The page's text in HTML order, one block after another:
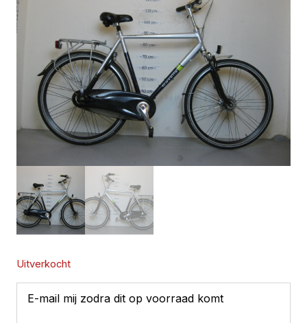
Uitverkocht
E-mail mij zodra dit op voorraad komt